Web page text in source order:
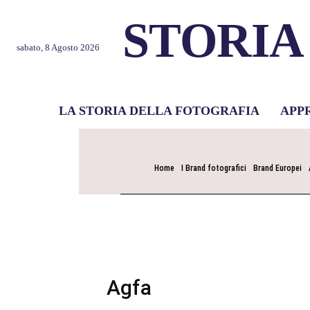
sabato, 8 Agosto 2026
LA STORIA DELLA FOTOGRAFIA
Home I Brand fotografici Brand Europei
Agfa